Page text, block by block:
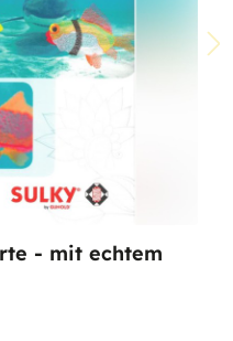
- mit echtem